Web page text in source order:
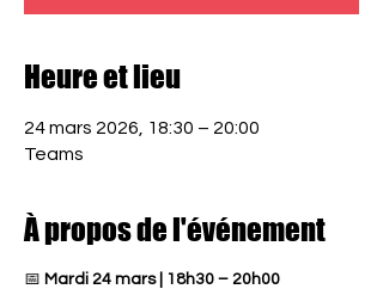
Heure et lieu
24 mars 2026, 18:30 – 20:00
Teams
À propos de l'événement
📅 Mardi 24 mars | 18h30 – 20h00